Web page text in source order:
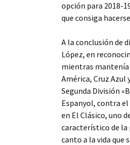
opción para 2018-
que consiga
A la conclusión de
López, en
mientras mantenía
América, Cruz
Segunda División
Espanyol, contra
en El Clásico, uno
característico de la
canto a la vida que